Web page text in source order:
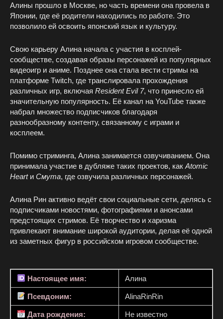
Алины прошло в Москве, но часть времени она провела в
Японии, где её родители находились по работе. Это
позволило ей освоить японский язык и культуру.
Свою карьеру Алина начала с участия в косплей-
сообществе, создавая образы персонажей из популярных
видеоигр и аниме. Позднее она стала вести стримы на
платформе Twitch, где транслировала прохождения
различных игр, включая Resident Evil 7, что принесло ей
значительную популярность. Её канал на YouTube также
набрал множество подписчиков благодаря
разнообразному контенту, связанному с играми и
косплеем.
Помимо стриминга, Алина занимается озвучиванием. Она
принимала участие в дубляже таких проектов, как Atomic
Heartи Смута, где озвучила различных персонажей.
Алина Рин активно ведёт свои социальные сети, делясь с
подписчиками новостями, фотографиями и анонсами
предстоящих стримов. Её творчество и харизма
привлекают внимание широкой аудитории, делая её одной
из заметных фигур в российском игровом сообществе.
Настоящее имя: Алина
Псевдоним: AlinaRinRin
Дата рождения: Не известно